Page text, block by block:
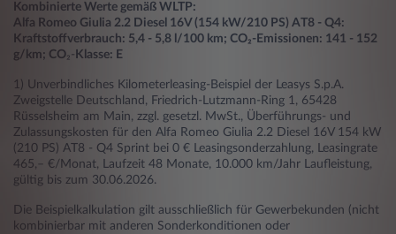
Kombinierte Werte gemäß WLTP:
Alfa Romeo Giulia 2.2 Diesel 16V (154 kW/210 PS) AT8 - Q4:
Kraftstoffverbrauch: 5,4 - 5,8 l/100 km; CO₂-Emissionen: 141 - 152
g/km; CO₂- Klasse: E
1) Unverbindliches Kilometerleasing-Beispiel der Leasys S.p.A.
Zweigstelle Deutschland, Friedrich-Lutzmann-Ring 1, 65428
Rüsselsheim am Main, zzgl. gesetzl. MwSt., Überführungs- und
Zulassungskosten für den Alfa Romeo Giulia 2.2 Diesel 16V 154 kW
(210 PS) AT8 - Q4 Sprint bei 0 € Leasingsonderzahlung, Leasingrate
465,– €/Monat, Laufzeit 48 Monate, 10.000 km/Jahr Laufleistung,
gültig bis zum 30.06.2026.
Die Beispielkalkulation gilt ausschließlich für Gewerbekunden (nicht
kombinierbar mit anderen Sonderkonditionen oder